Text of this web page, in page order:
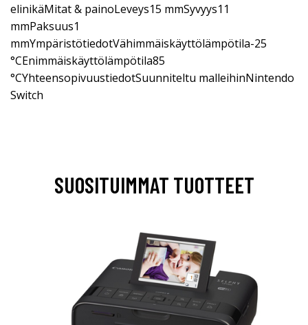
elinikäMitat & painoLeveys15 mmSyvyys11
mmPaksuus1
mmYmpäristötiedotVähimmäiskäyttölämpötila-25
°CEnimmäiskäyttölämpötila85
°CYhteensopivuustiedotSuunniteltu malleihinNintendo
Switch
SUOSITUIMMAT TUOTTEET